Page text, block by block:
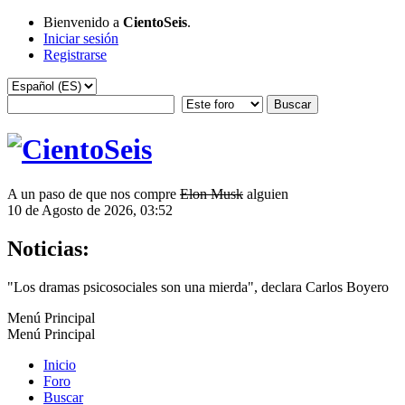
Bienvenido a CientoSeis.
Iniciar sesión
Registrarse
A un paso de que nos compre Elon Musk alguien
10 de Agosto de 2026, 03:52
Noticias:
"Los dramas psicosociales son una mierda", declara Carlos Boyero
Menú Principal
Menú Principal
Inicio
Foro
Buscar